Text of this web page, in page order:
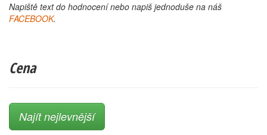
Napiště text do hodnocení nebo napiš jednoduše na náš
FACEBOOK.
Cena
Najít nejlevnější